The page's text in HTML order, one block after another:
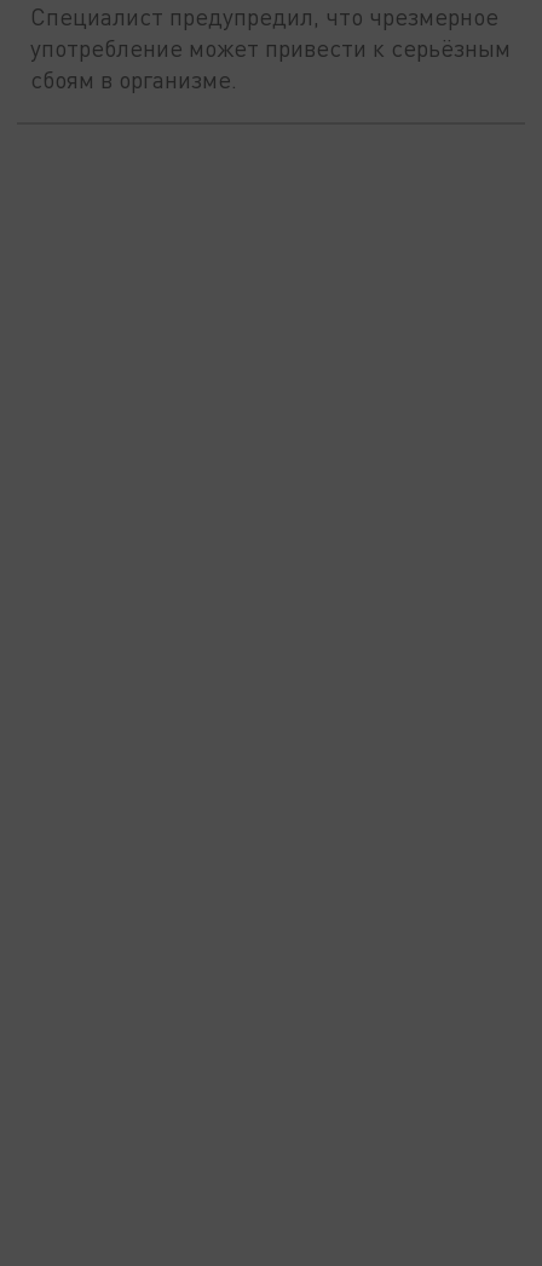
Специалист предупредил, что чрезмерное
употребление может привести к серьёзным
сбоям в организме.